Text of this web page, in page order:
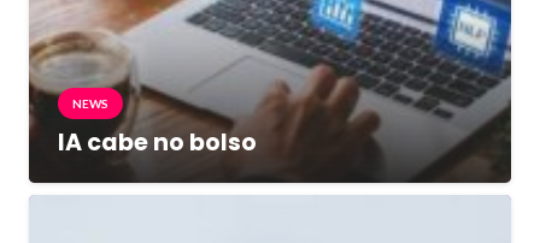
NEWS
IA cabe no bolso